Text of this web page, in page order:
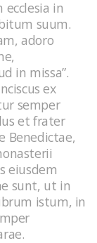
in
suum.
adoro
in missa”.
ex
semper
et frater
Benedictae,
eiusdem
sunt, ut in
istum, in